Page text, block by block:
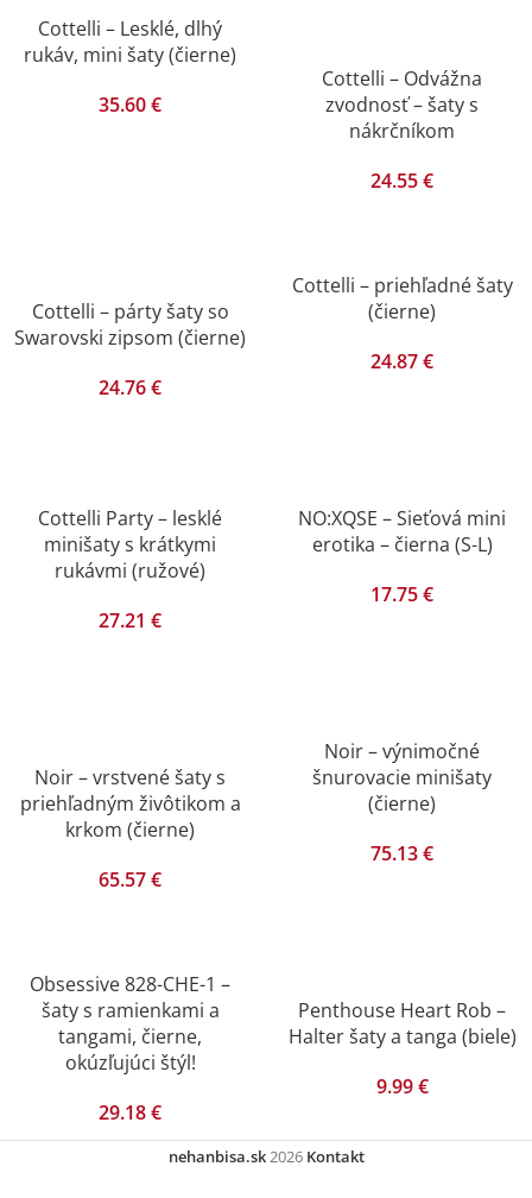
Cottelli – Lesklé, dlhý
rukáv, mini šaty (čierne)
35.60€
Cottelli – Odvážna
zvodnosť – šaty s
nákrčníkom
24.55€
Cottelli – párty šaty so
Swarovski zipsom (čierne)
24.76€
Cottelli – priehľadné šaty
(čierne)
24.87€
Cottelli Party – lesklé
minišaty s krátkymi
rukávmi (ružové)
27.21 €
NO:XQSE – Sieťová mini
erotika – čierna (S-L)
17.75€
Noir – vrstvené šaty s
priehľadným živôtikom a
krkom (čierne)
65.57€
Noir – výnimočné
šnurovacie minišaty
(čierne)
75.13€
Obsessive 828-CHE-1 –
šaty s ramienkami a
tangami, čierne,
okúzľujúci štýl!
29.18€
Penthouse Heart Rob –
Halter šaty a tanga (biele)
9.99€
nehanbisa.sk2026 Kontakt